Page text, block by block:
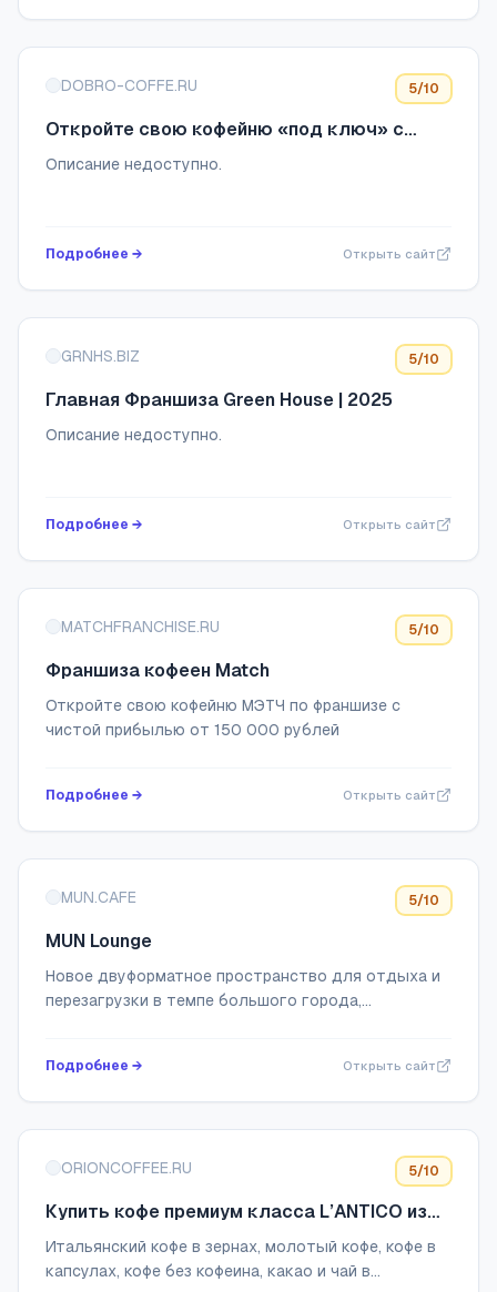
DOBRO-COFFE.RU 5/10
Откройте свою кофейню «под ключ» с
DO.BRO COFFEE и зарабатывайте от 350
Описание недоступно.
Подробнее → Открыть сайт
GRNHS.BIZ 5/10
Главная Франшиза Green House | 2025
Описание недоступно.
Подробнее → Открыть сайт
MATCHFRANCHISE.RU 5/10
Франшиза кофеен Match
Откройте свою кофейню МЭТЧ по франшизе с
чистой прибылью от 150 000 рублей
Подробнее → Открыть сайт
MUN.CAFE 5/10
MUN Lounge
Новое двуформатное пространство для отдыха и
перезагрузки в темпе большого города,
Подробнее → Открыть сайт
ORIONCOFFEE.RU 5/10
Купить кофе премиум класса L’ANTICO из
Италии в интернет-магазине орион кофе с
доставкой по России
Итальянский кофе в зернах, молотый кофе, кофе в
капсулах, кофе без кофеина, какао и чай в